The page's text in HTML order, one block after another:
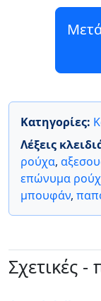
Κατηγορίες:
Λέξεις
ρούχα,
επώνυμα
μπουφάν,
Σχετικές -